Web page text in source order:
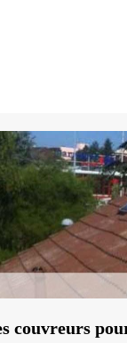
couvreurs